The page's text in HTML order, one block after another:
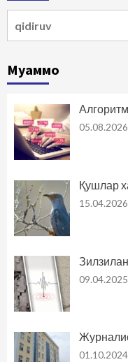
Муаммо
05.08.2026
Қушлар
15.04.2026
09.04.2025
01.10.2024